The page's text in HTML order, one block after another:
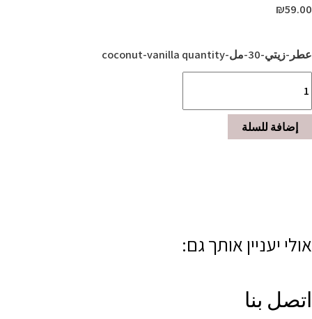
₪59.00
عطر-زيتي-30-مل-coconut-vanilla quantity
إضافة للسلة
אולי יעניין אותך גם:
اتصل بنا